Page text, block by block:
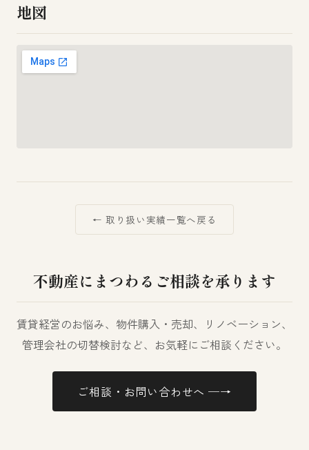
地図
← 取り扱い実績一覧へ戻る
不動産にまつわるご相談を承ります
賃貸経営のお悩み、物件購入・売却、リノベーション、
管理会社の切替検討など、お気軽にご相談ください。
ご相談・お問い合わせへ ─→